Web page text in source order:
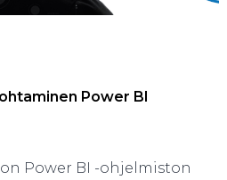
Power BI
Power BI -ohjelmiston